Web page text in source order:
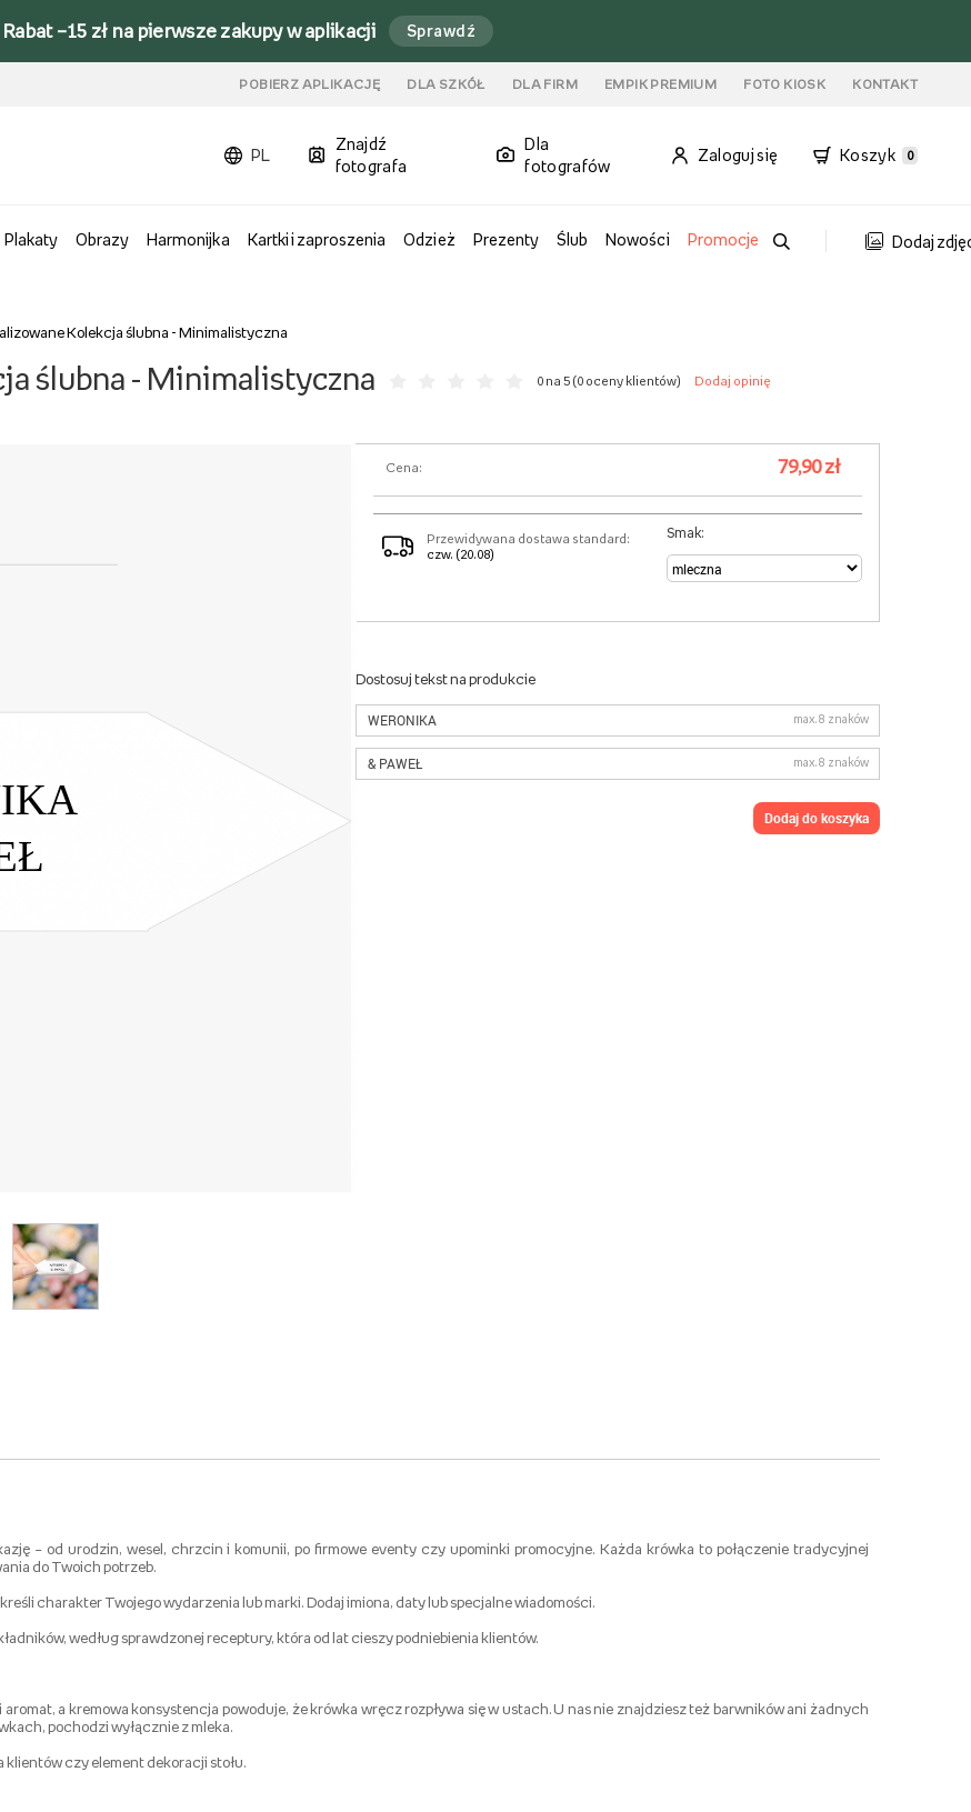
Rabat –15 zł na pierwsze zakupy w aplikacji Sprawdź
POBIERZ APLIKACJĘ DLA SZKÓŁ DLA FIRM EMPIK PREMIUM FOTO KIOSK KONTAKT
PL
Znajdź
fotografa
Dla
fotografów
Zaloguj się Koszyk 0
Plakaty Obrazy Harmonijka Kartki i zaproszenia Odzież Prezenty Ślub Nowości Promocje Dodaj
Kolekcja ślubna - Minimalistyczna
ślubna - Minimalistyczna 0 na 5 (0 oceny klientów) Dodaj opinię
Cena: 79,90 zł
Smak:
Przewidywana dostawa standard:
czw. (20.08)
Dostosuj tekst na produkcie
max. 8 znaków
max. 8 znaków
dodaj do koszyka
– od urodzin, wesel, chrzcin i komunii, po firmowe eventy czy upominki promocyjne. Każda krówka to połączenie tradycyjnej
do Twoich potrzeb.
charakter Twojego wydarzenia lub marki. Dodaj imiona, daty lub specjalne wiadomości.
według sprawdzonej receptury, która od lat cieszy podniebienia klientów.
a kremowa konsystencja powoduje, że krówka wręcz rozpływa się w ustach. U nas nie znajdziesz też barwników ani żadnych
pochodzi wyłącznie z mleka.
czy element dekoracji stołu.